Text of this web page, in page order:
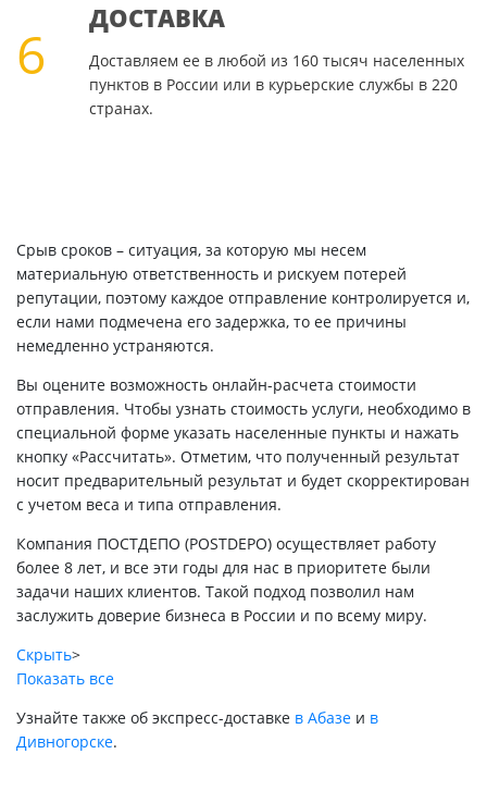
6
ДОСТАВКА
Доставляем ее в любой из 160 тысяч населенных
пунктов в России или в курьерские службы в 220
странах.
Срыв сроков – ситуация, за которую мы несем
материальную ответственность и рискуем потерей
репутации, поэтому каждое отправление контролируется и,
если нами подмечена его задержка, то ее причины
немедленно устраняются.
Вы оцените возможность онлайн-расчета стоимости
отправления. Чтобы узнать стоимость услуги, необходимо в
специальной форме указать населенные пункты и нажать
кнопку «Рассчитать». Отметим, что полученный результат
носит предварительный результат и будет скорректирован
с учетом веса и типа отправления.
Компания ПОСТДЕПО (POSTDEPO) осуществляет работу
более 8 лет, и все эти годы для нас в приоритете были
задачи наших клиентов. Такой подход позволил нам
заслужить доверие бизнеса в России и по всему миру.
Скрыть>
Показать все
Узнайте также об экспресс-доставке в Абазе и в
Дивногорске.